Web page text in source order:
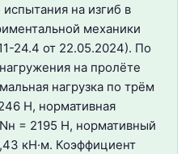
на изгиб в
механики
24.4 от 22.05.2024). По
на пролёте
нагрузка по трём
Н, нормативная
= 2195 Н, нормативный
кН·м. Коэффициент